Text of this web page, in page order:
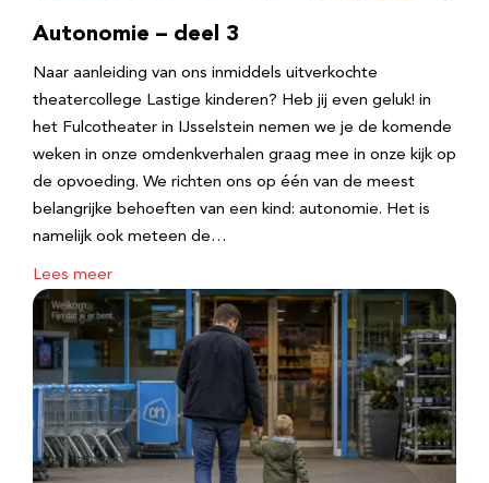
Autonomie – deel 3
Naar aanleiding van ons inmiddels uitverkochte
theatercollege Lastige kinderen? Heb jij even geluk! in
het Fulcotheater in IJsselstein nemen we je de komende
weken in onze omdenkverhalen graag mee in onze kijk op
de opvoeding. We richten ons op één van de meest
belangrijke behoeften van een kind: autonomie. Het is
namelijk ook meteen de…
Lees meer